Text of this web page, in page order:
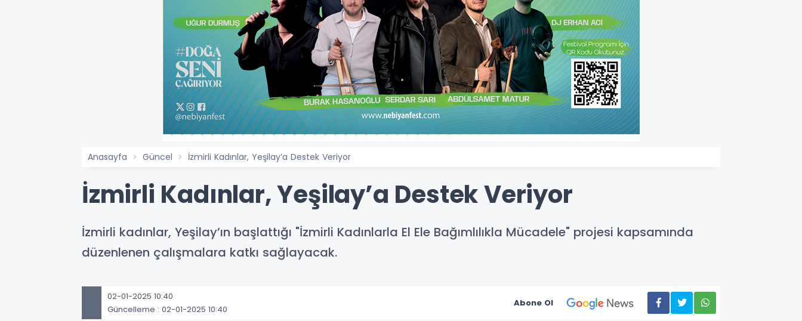
Anasayfa Güncel İzmirli Kadınlar, Yeşilay’a Destek Veriyor
İzmirli Kadınlar, Yeşilay’a Destek Veriyor
İzmirli kadınlar, Yeşilay’ın başlattığı "İzmirli Kadınlarla El Ele Bağımlılıkla Mücadele" projesi kapsamında
düzenlenen çalışmalara katkı sağlayacak.
02-01-2025 10:40
Güncelleme : 02-01-2025 10:40
Abone Ol